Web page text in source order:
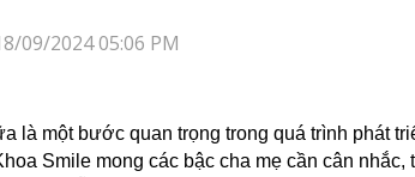
09/2024 05:06 PM
là một bước quan trọng trong quá trình phát
Smile mong các bậc cha mẹ cần cân